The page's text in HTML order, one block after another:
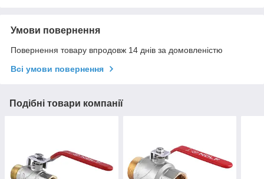
Умови повернення
Повернення товару впродовж 14 днів за домовленістю
Всі умови повернення
Подібні товари компанії